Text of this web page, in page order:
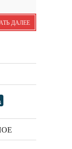
СОЛО
инструментальная
Цветаева. Лицом
''Я думаю...
ДАЛЕЕ